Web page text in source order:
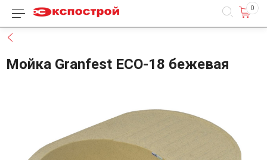
Каталог товаров 0
Мойка Granfest ECO-18 бежевая